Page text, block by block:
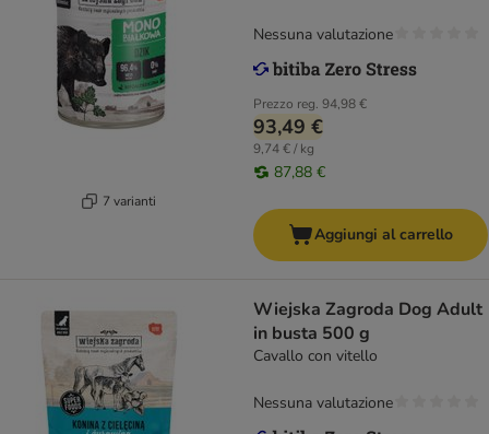
7 varianti
Prezzo reg. 94,98 €
93,49 €
9,74 € / kg
87,88 €
Nessuna valutazione
Aggiungi al carrello
Wiejska Zagroda Dog Adult
in busta 500 g
Cavallo con vitello
Nessuna valutazione